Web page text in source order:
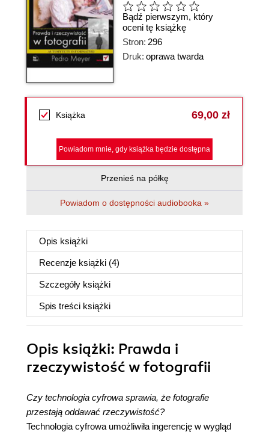
Bądź pierwszym, który
oceni tę książkę
Stron: 296
Druk: oprawa twarda
Książka 69,00 zł
Powiadom mnie, gdy książka będzie dostępna
Przenieś na półkę
Powiadom o dostępności audiobooka »
Opis książki
Recenzje książki (4)
Szczegóły książki
Spis treści książki
Opis książki: Prawda i
rzeczywistość w fotografii
Czy technologia cyfrowa sprawia, że fotografie
przestają oddawać rzeczywistość?
Technologia cyfrowa umożliwiła ingerencję w wygląd